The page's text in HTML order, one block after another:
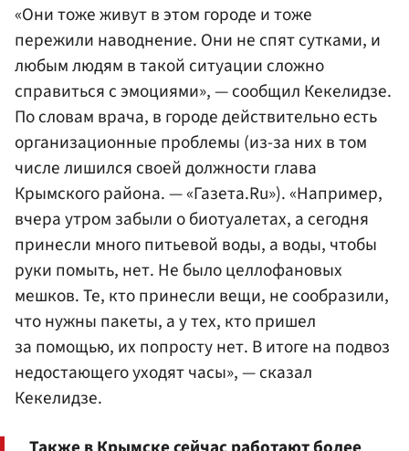
«Они тоже живут в этом городе и тоже
пережили наводнение. Они не спят сутками, и
любым людям в такой ситуации сложно
справиться с эмоциями», — сообщил Кекелидзе.
По словам врача, в городе действительно есть
организационные проблемы (из-за них в том
числе лишился своей должности глава
Крымского района. — «Газета.Ru»). «Например,
вчера утром забыли о биотуалетах, а сегодня
принесли много питьевой воды, а воды, чтобы
руки помыть, нет. Не было целлофановых
мешков. Те, кто принесли вещи, не сообразили,
что нужны пакеты, а у тех, кто пришел
за помощью, их попросту нет. В итоге на подвоз
недостающего уходят часы», — сказал
Кекелидзе.